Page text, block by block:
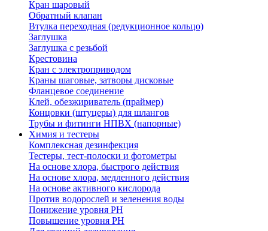
Кран шаровый
Обратный клапан
Втулка переходная (редукционное кольцо)
Заглушка
Заглушка с резьбой
Крестовина
Кран с электроприводом
Краны шаговые, затворы дисковые
Фланцевое соединение
Клей, обезжириватель (праймер)
Концовки (штуцеры) для шлангов
Трубы и фитинги НПВХ (напорные)
Химия и тестеры
Комплексная дезинфекция
Тестеры, тест-полоски и фотометры
На основе хлора, быстрого действия
На основе хлора, медленного действия
На основе активного кислорода
Против водорослей и зеленения воды
Понижение уровня РН
Повышение уровня РН